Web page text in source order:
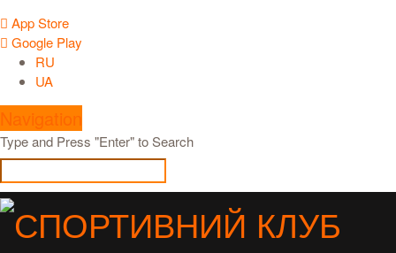
App Store
Google Play
RU
UA
Navigation
Type and Press "Enter" to Search